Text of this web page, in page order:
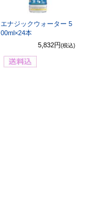
エナジックウォーター 5
00ml×24本
5,832円(税込)